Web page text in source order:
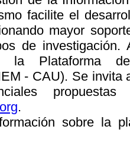
facilite el
mayor
de
la Plataforma
- CAU). Se invita
propuestas
.
sobre la